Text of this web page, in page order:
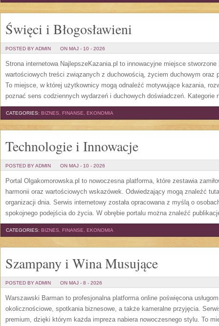
Święci i Błogosławieni
POSTED BY ADMIN ON MAJ - 10 - 2026
Strona internetowa NajlepszeKazania.pl to innowacyjne miejsce
wartościowych treści związanych z duchowością, życiem duchowym oraz
To miejsce, w której użytkownicy mogą odnaleźć motywujące kazania,
poznać sens codziennych wydarzeń i duchowych doświadczeń. Kategorie
CATEGORIES: BIZNES, FINANSE, EKONOMIA
Technologie i Innowacje
POSTED BY ADMIN ON MAJ - 10 - 2026
Portal Olgakomorowska.pl to nowoczesna platforma, które zestawia
harmonii oraz wartościowych wskazówek. Odwiedzający mogą znaleźć
organizacji dnia. Serwis internetowy została opracowana z myślą o
spokojnego podejścia do życia. W obrębie portalu można znaleźć
CATEGORIES: BIZNES, FINANSE, EKONOMIA
Szampany i Wina Musujące
POSTED BY ADMIN ON MAJ - 8 - 2026
Warszawski Barman to profesjonalna platforma online poświęcona
okolicznościowe, spotkania biznesowe, a także kameralne przyjęcia.
premium, dzięki którym każda impreza nabiera nowoczesnego stylu. To